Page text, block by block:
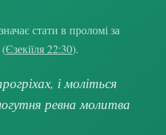
стати в проломі за
Єзекіїля 22:30).
і моліться
ревна молитва